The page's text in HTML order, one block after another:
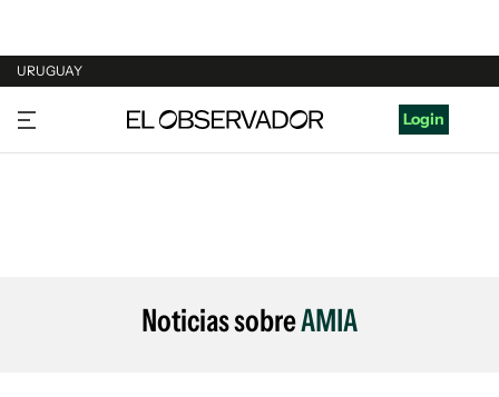
URUGUAY
URUGUAY
ARGENTINA
Login
Noticias sobreAMIA